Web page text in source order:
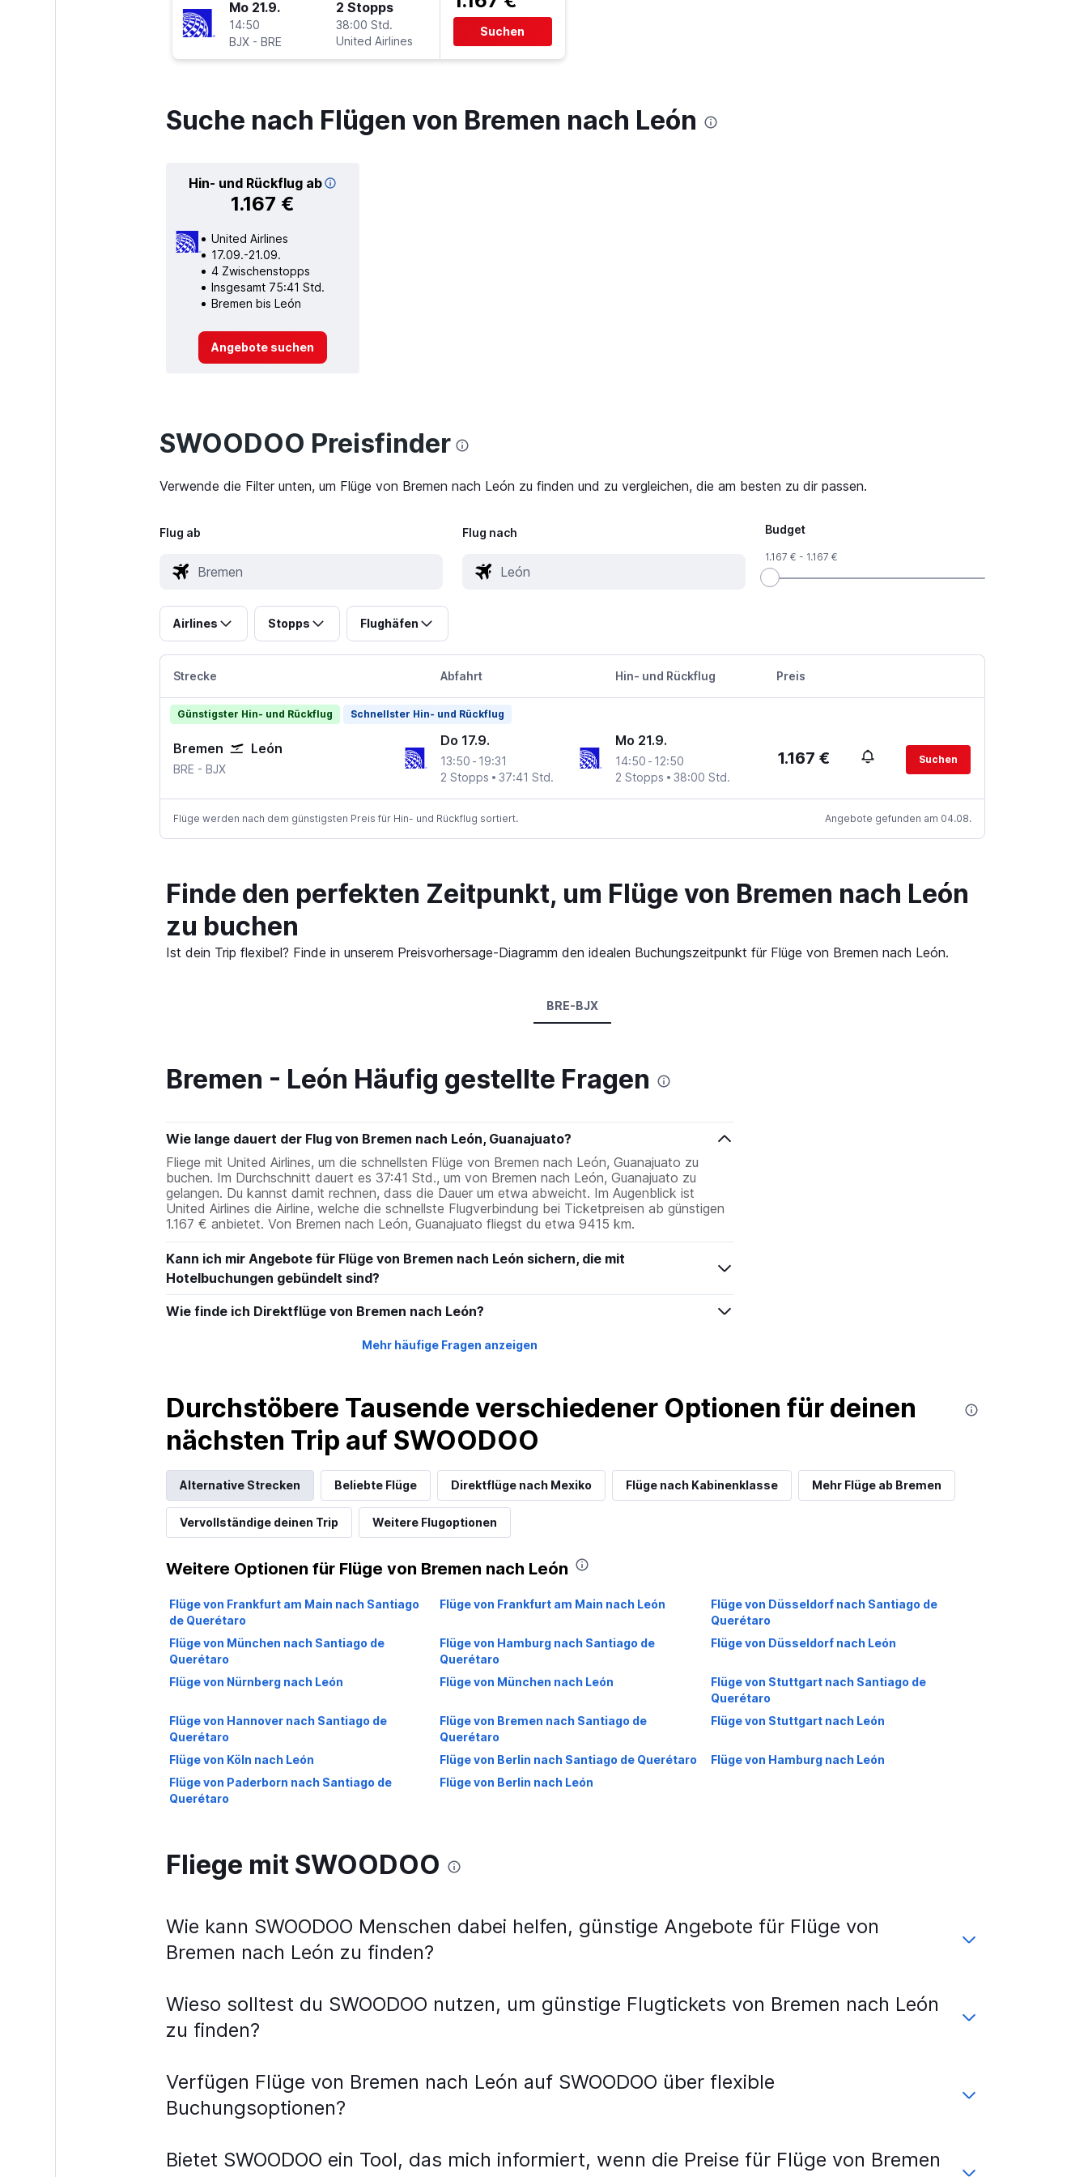
Mo 21.9.
14:50
BJX- BRE
2 Stopps
38:00 Std.
United Airlines
Suchen
Suche nach Flügen von Bremen nach León
Hin- und Rückflug ab
1.167 €
United Airlines
17.09.-21.09.
4 Zwischenstopps
Insgesamt 75:41 Std.
Bremen bis León
Angebote suchen
SWOODOO Preisfinder
Verwende die Filter unten, um Flüge von Bremen nach León zu finden und zu vergleichen, die am besten zu dir passen.
Flug ab Flug nach Budget
1.167 € - 1.167 €
Airlines Stopps Flughäfen
Strecke Abfahrt Hin- und Rückflug Preis
Günstigster Hin- und Rückflug Schnellster Hin- und Rückflug
Bremen León
BRE Bremen
- BJX
Do 17.9.
13:50 - 19:31
2 Stopps
37:41 Std.
Mo 21.9.
14:50 - 12:50
2 Stopps
38:00 Std.
1.167 € Suchen
Flüge werden nach dem günstigsten Preis für Hin- und Rückflug sortiert. Angebote gefunden am 04.08.
Finde den perfekten Zeitpunkt, um Flüge von Bremen nach León
zu buchen
Ist dein Trip flexibel? Finde in unserem Preisvorhersage-Diagramm den idealen Buchungszeitpunkt für Flüge von Bremen nach León.
BRE-BJX
Bremen - León Häufig gestellte Fragen
Wie lange dauert der Flug von Bremen nach León, Guanajuato?
Fliege mit United Airlines, um die schnellsten Flüge von Bremen nach León, Guanajuato zu
buchen. Im Durchschnitt dauert es 37:41 Std., um von Bremen nach León, Guanajuato zu
gelangen. Du kannst damit rechnen, dass die Dauer um etwa abweicht. Im Augenblick ist
United Airlines die Airline, welche die schnellste Flugverbindung bei Ticketpreisen ab günstigen
1.167 € anbietet. Von Bremen nach León, Guanajuato fliegst du etwa 9415 km.
Kann ich mir Angebote für Flüge von Bremen nach León sichern, die mit
Hotelbuchungen gebündelt sind?
Wie finde ich Direktflüge von Bremen nach León?
Mehr häufige Fragen anzeigen
Durchstöbere Tausende verschiedener Optionen für deinen
nächsten Trip auf SWOODOO
Alternative Strecken Beliebte Flüge Direktflüge nach Mexiko Flüge nach Kabinenklasse Mehr Flüge ab Bremen
Vervollständige deinen Trip Weitere Flugoptionen
Weitere Optionen für Flüge von Bremen nach León
Flüge von Frankfurt am Main nach Santiago
de Querétaro
Flüge von Frankfurt am Main nach León
Flüge von Düsseldorf nach Santiago de
Querétaro
Flüge von München nach Santiago de
Querétaro
Flüge von Hamburg nach Santiago de
Querétaro
Flüge von Düsseldorf nach León
Flüge von Nürnberg nach León Flüge von München nach León
Flüge von Stuttgart nach Santiago de
Querétaro
Flüge von Hannover nach Santiago de
Querétaro
Flüge von Bremen nach Santiago de
Querétaro
Flüge von Stuttgart nach León
Flüge von Köln nach León Flüge von Berlin nach Santiago de Querétaro
Flüge von Hamburg nach León
Flüge von Paderborn nach Santiago de
Querétaro
Flüge von Berlin nach León
Fliege mit SWOODOO
Wie kann SWOODOO Menschen dabei helfen, günstige Angebote für Flüge von
Bremen nach León zu finden?
Wieso solltest du SWOODOO nutzen, um günstige Flugtickets von Bremen nach León
zu finden?
Verfügen Flüge von Bremen nach León auf SWOODOO über flexible
Buchungsoptionen?
Bietet SWOODOO ein Tool, das mich informiert, wenn die Preise für Flüge von Bremen